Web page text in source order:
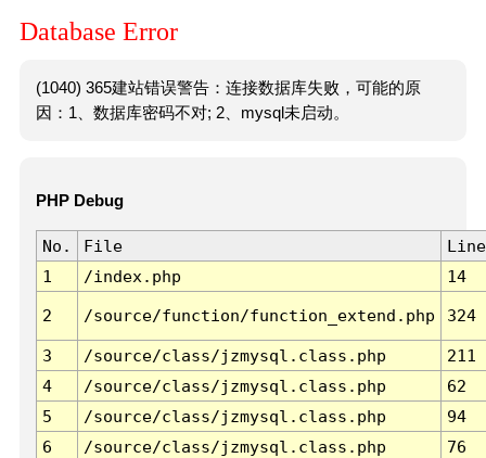
Database Error
(1040) 365建站错误警告：连接数据库失败，可能的原
因：1、数据库密码不对; 2、mysql未启动。
PHP Debug
No. File
Line
1
/index.php 14
2 /source/function/function_extend.php 324
3 /source/class/jzmysql.class.php
211
4
/source/class/jzmysql.class.php
62
5
/source/class/jzmysql.class.php
94
6
/source/class/jzmysql.class.php 76